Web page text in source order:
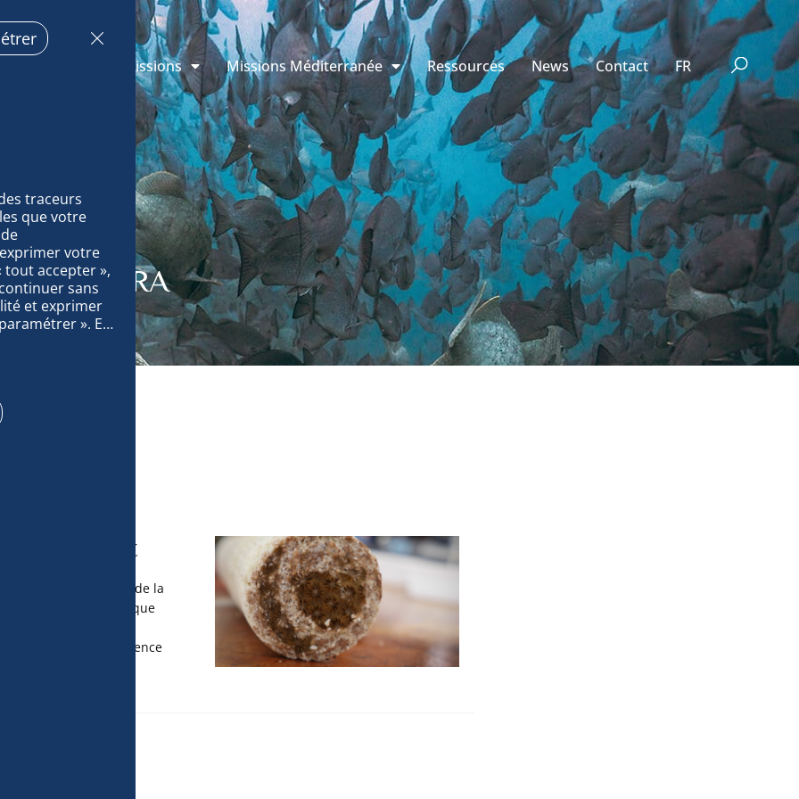
traceurs
que votre
votre
accepter »,
sans
et exprimer
». En
à des
données sur
le
de
utiliser des
Missions Missions Méditerranée Ressources News Contact FR
: TARA
du climat
de coraux de la
par le Centre Scientifique
présentés à la conférence